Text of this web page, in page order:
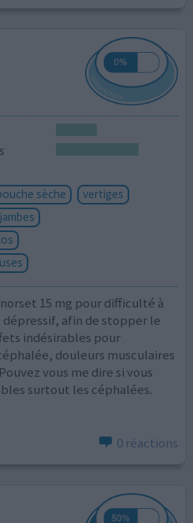
sèche
vertiges
15 mg pour difficulté à
afin de stopper le
indésirables pour
douleurs musculaires
vous me dire si vous
surtout les céphalées.
0 réactions